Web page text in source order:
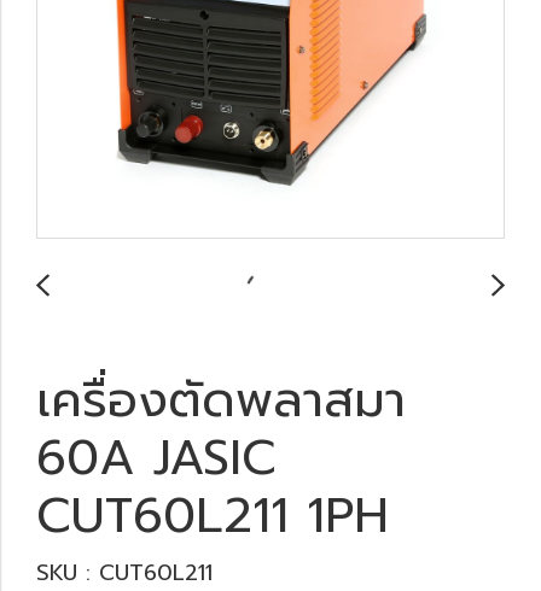
เครื่องตัดพลาสมา
60A JASIC
CUT60L211 1PH
SKU : CUT60L211